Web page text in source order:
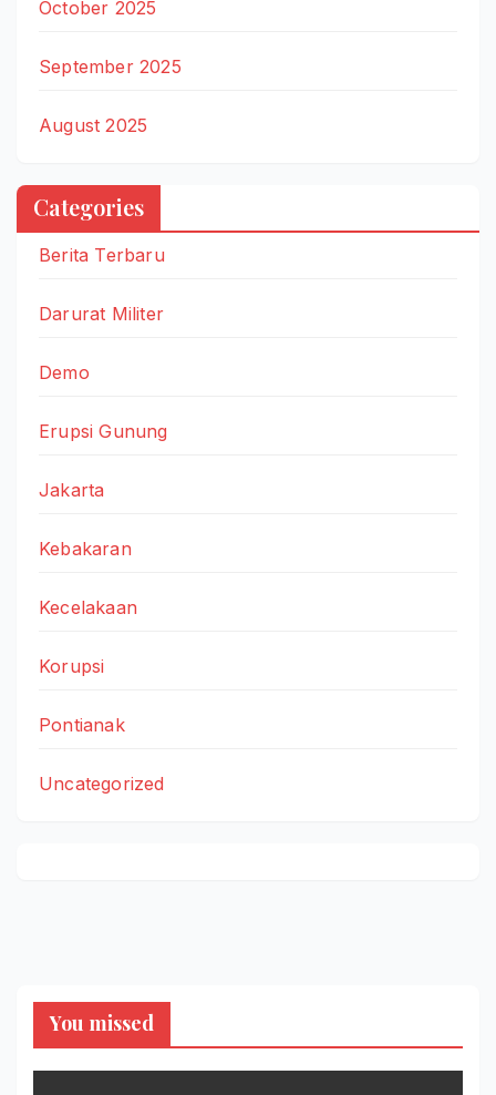
October 2025
September 2025
August 2025
Categories
Berita Terbaru
Darurat Militer
Demo
Erupsi Gunung
Jakarta
Kebakaran
Kecelakaan
Korupsi
Pontianak
Uncategorized
You missed